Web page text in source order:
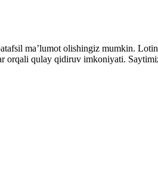
maʼlumot olishingiz mumkin.
qulay qidiruv imkoniyati.